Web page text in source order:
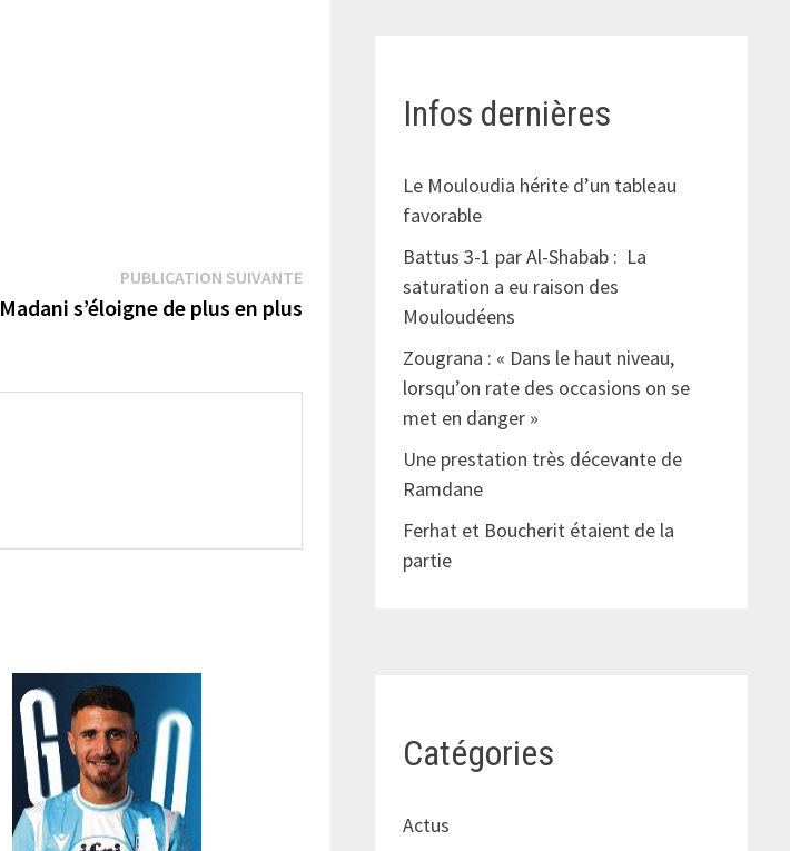
PUBLICATION SUIVANTEPublication
suivante :
Madani s’éloigne de plus en plus
Infos dernières
Le Mouloudia hérite d’un tableau
favorable
Battus 3-1 par Al-Shabab : La
saturation a eu raison des
Mouloudéens
Zougrana : « Dans le haut niveau,
lorsqu’on rate des occasions on se
met en danger »
Une prestation très décevante de
Ramdane
Ferhat et Boucherit étaient de la
partie
Catégories
Actus